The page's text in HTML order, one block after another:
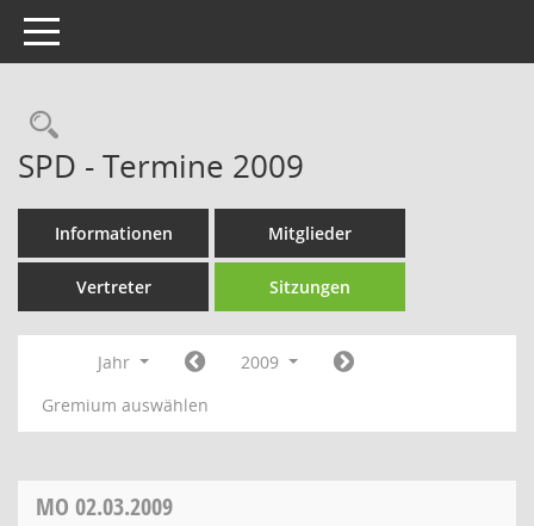
Toggle navigation
Rechercheauswahl
SPD - Termine 2009
Informationen Mitglieder
Vertreter Sitzungen
Jahr
2009
Gremium auswählen
MO 02.03.2009